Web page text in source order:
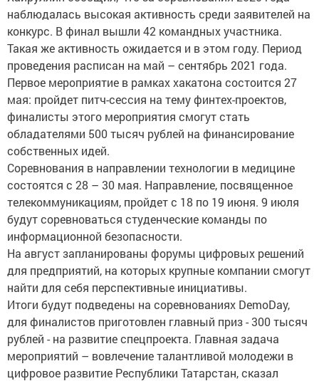
наблюдалась высокая активность среди заявителей на
конкурс. В финал вышли 42 командных участника.
Такая же активность ожидается и в этом году. Период
проведения расписан на май – сентябрь 2021 года.
Первое мероприятие в рамках хакатона состоится 27
мая: пройдет питч-сессия на тему финтех-проектов,
финалисты этого мероприятия смогут стать
обладателями 500 тысяч рублей на финансирование
собственных идей.
Соревнования в направлении технологии в медицине
состоятся с 28 – 30 мая. Направление, посвященное
телекоммуникациям, пройдет с 18 по 19 июня. 9 июля
будут соревноваться студенческие команды по
информационной безопасности.
На август запланированы форумы цифровых решений
для предприятий, на которых крупные компании смогут
найти для себя перспективные инициативы.
Итоги будут подведены на соревнованиях DemoDay,
для финалистов приготовлен главный приз - 300 тысяч
рублей - на развитие спецпроекта. Главная задача
мероприятий – вовлечение талантливой молодежи в
цифровое развитие Республики Татарстан, сказал